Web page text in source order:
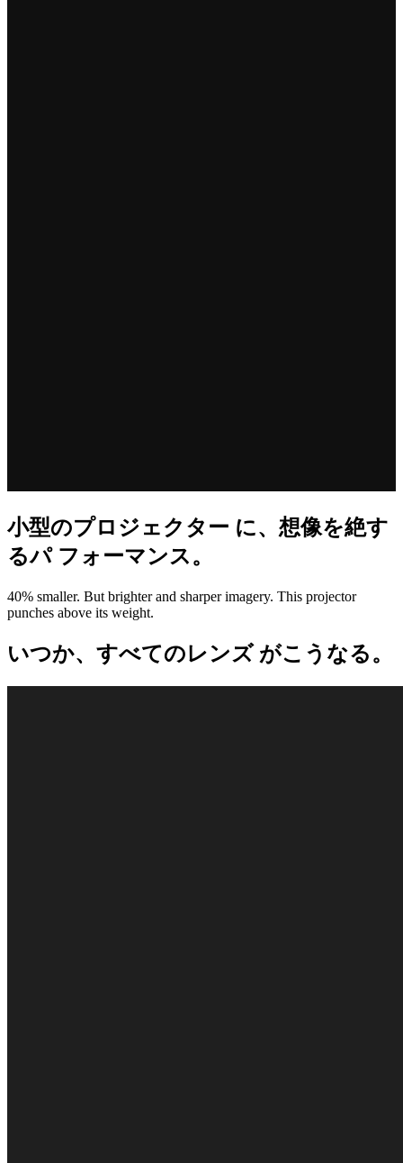
小型のプロジェクター に、想像を絶す
るパ フォーマンス。
40% smaller. But brighter and sharper imagery. This projector
punches above its weight.
いつか、すべてのレンズ がこうなる。